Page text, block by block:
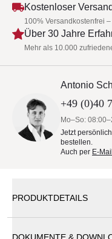
Kostenloser
100% Versandkostenfrei
Über 30 Jahre
Mehr als 10.000
Antonio
+49 (0)40
Mo–So:
Jetzt
bestellen.
Auch per E-Mail
PRODUKTDETAILS
DOKUMENTE &